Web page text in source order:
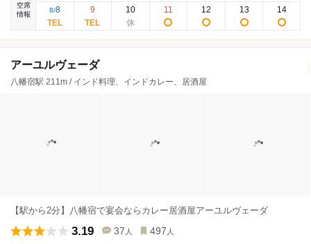
空席
情報
8/8 9 10 11 12 13 14
アーユルヴェーダ
八幡宿駅 211m / インド料理、インドカレー、居酒屋
【駅から2分】八幡宿で宴会ならカレー居酒屋アーユルヴェーダ
3.19 37 人 497 人